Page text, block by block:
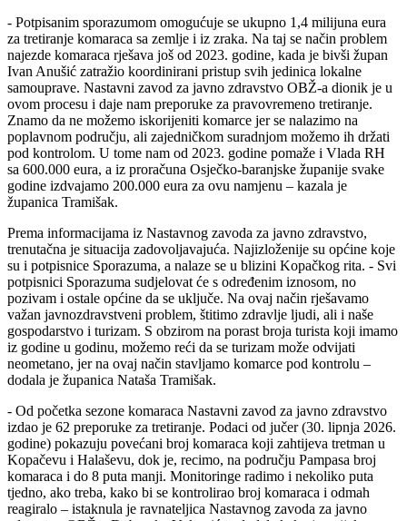
- Potpisanim sporazumom omogućuje se ukupno 1,4 milijuna eura
za tretiranje komaraca sa zemlje i iz zraka. Na taj se način problem
najezde komaraca rješava još od 2023. godine, kada je bivši župan
Ivan Anušić zatražio koordinirani pristup svih jedinica lokalne
samouprave. Nastavni zavod za javno zdravstvo OBŽ-a dionik je u
ovom procesu i daje nam preporuke za pravovremeno tretiranje.
Znamo da ne možemo iskorijeniti komarce jer se nalazimo na
poplavnom području, ali zajedničkom suradnjom možemo ih držati
pod kontrolom. U tome nam od 2023. godine pomaže i Vlada RH
sa 600.000 eura, a iz proračuna Osječko-baranjske županije svake
godine izdvajamo 200.000 eura za ovu namjenu – kazala je
županica Tramišak.
Prema informacijama iz Nastavnog zavoda za javno zdravstvo,
trenutačna je situacija zadovoljavajuća. Najizloženije su općine koje
su i potpisnice Sporazuma, a nalaze se u blizini Kopačkog rita. - Svi
potpisnici Sporazuma sudjelovat će s određenim iznosom, no
pozivam i ostale općine da se uključe. Na ovaj način rješavamo
važan javnozdravstveni problem, štitimo zdravlje ljudi, ali i naše
gospodarstvo i turizam. S obzirom na porast broja turista koji imamo
iz godine u godinu, možemo reći da se turizam može odvijati
neometano, jer na ovaj način stavljamo komarce pod kontrolu –
dodala je županica Nataša Tramišak.
- Od početka sezone komaraca Nastavni zavod za javno zdravstvo
izdao je 62 preporuke za tretiranje. Podaci od jučer (30. lipnja 2026.
godine) pokazuju povećani broj komaraca koji zahtijeva tretman u
Kopačevu i Halaševu, dok je, recimo, na području Pampasa broj
komaraca i do 8 puta manji. Monitoringe radimo i nekoliko puta
tjedno, ako treba, kako bi se kontrolirao broj komaraca i odmah
reagiralo – istaknula je ravnateljica Nastavnog zavoda za javno